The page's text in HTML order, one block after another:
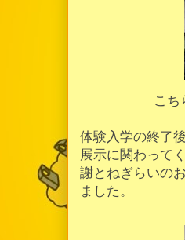
こち
体験入学の終了
展示に関わって
謝とねぎらいの
ました。